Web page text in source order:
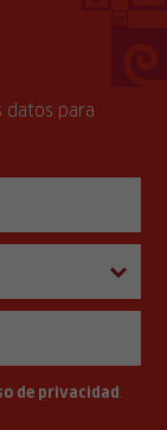
para
de privacidad .